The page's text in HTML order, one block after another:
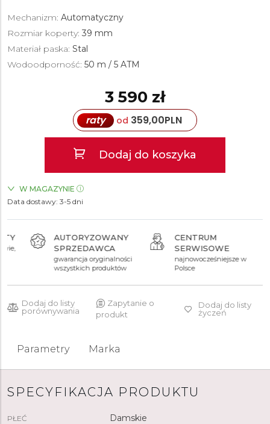
Mechanizm: Automatyczny
Rozmiar koperty: 39 mm
Materiał paska: Stal
Wodoodporność: 50 m / 5 ATM
3 590 zł
raty od 359,00PLN
Dodaj do koszyka
W MAGAZYNIE
ZEGARKI.PL Blue City Warszawa
Data dostawy: 3-5 dni
AUTORYZOWANY
SPRZEDAWCA
gwarancja oryginalności
wszystkich produktów
CENTRUM
SERWISOWE
najnowocześniejsze w
Dodaj do listy
porównywania
Zapytanie o
produkt
Dodaj do listy
życzeń
Parametry Marka
SPECYFIKACJA PRODUKTU
PŁEĆ Damskie